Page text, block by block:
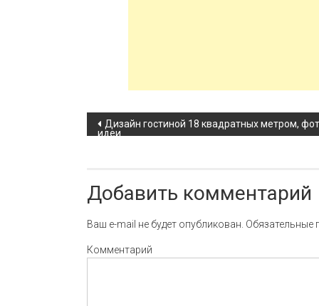
Навигация по записи
Дизайн гостиной 18 квадратных метром,
идеи
Добавить комментарий
Ваш e-mail не будет опубликован.
Комментарий